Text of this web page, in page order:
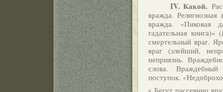
IV. Какой.
вражда.
вражда. «Пиковая
гадательная книга)» (
смертельный враг.
враг (злейший,
неприязнь.
слова. Враждебный
поступок.
s Бегут рассеянно